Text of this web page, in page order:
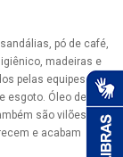
pó de café,
madeiras e
pelas equipes de
esgoto. Óleo de
são vilões,
e acabam